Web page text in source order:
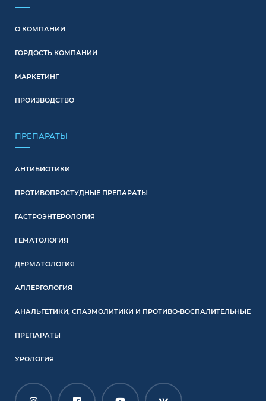
О КОМПАНИИ
ГОРДОСТЬ КОМПАНИИ
МАРКЕТИНГ
ПРОИЗВОДСТВО
ПРЕПАРАТЫ
АНТИБИОТИКИ
ПРОТИВОПРОСТУДНЫЕ ПРЕПАРАТЫ
ГАСТРОЭНТЕРОЛОГИЯ
ГЕМАТОЛОГИЯ
ДЕРМАТОЛОГИЯ
АЛЛЕРГОЛОГИЯ
АНАЛЬГЕТИКИ, СПАЗМОЛИТИКИ И ПРОТИВО-ВОСПАЛИТЕЛЬНЫЕ
ПРЕПАРАТЫ
УРОЛОГИЯ